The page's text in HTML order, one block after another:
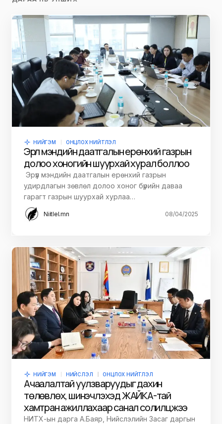
НИЙГЭМ ОНЦЛОХ НИЙТЛЭЛ
Эрүүл мэндийн даатгалын ерөнхий газрын
долоо хоногийн шуурхай хурал боллоо
Эрүүл мэндийн даатгалын ерөнхий газрын
удирдлагын зөвлөл долоо хоног бүрийн даваа
гарагт газрын шуурхай хурлаа…
Niitlel.mn 08/04/2025
НИЙГЭМ НИЙСЛЭЛ ОНЦЛОХ НИЙТЛЭЛ
Ачаалалтай уулзваруудыг дахин
төлөвлөх, шинэчлэхэд ЖАЙКА-тай
хамтран ажиллахаар санал солилцжээ
НИТХ-ын дарга А.Баяр, Нийслэлийн Засаг даргын